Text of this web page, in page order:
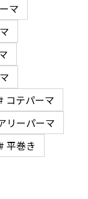
マ
コテパーマ
リーパーマ
平巻き